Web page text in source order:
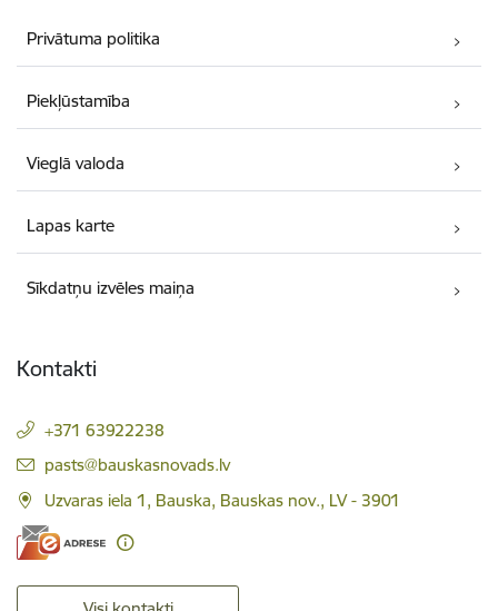
Privātuma politika
Piekļūstamība
Vieglā valoda
Lapas karte
Sīkdatņu izvēles maiņa
Kontakti
+371 63922238
E-pasts:
pasts@bauskasnovads.lv
Uzvaras iela 1, Bauska, Bauskas nov., LV - 3901